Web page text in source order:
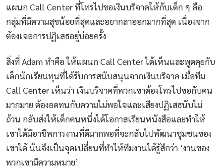
แผนก Call Center ที่โทรไปขอเงินบริจาคให้กับเด็ก ๆ คือ
กลุ่มที่มีความสุขน้อยที่สุดและอยากลาออกมากที่สุด เนื่องจาก
ต้องเจอการปฏิเสธอยู่บ่อยครั้ง
สิ่งที่ Adam ทำคือ ให้แผนก Call Center ได้เห็นและพูดคุยกับ
เด็กนักเรียนทุนที่ได้รับการสนับสนุนจากเงินบริจาค เมื่อทีม
Call Center เห็นว่า เงินบริจาคที่พวกเขาต้องโทรไปขอกับคน
มากมาย ต้องอดทนกับความไม่พอใจและเสียงปฏิเสธนับไม่
ถ้วน กลับส่งให้เด็กคนหนึ่งได้โอกาสเรียนหนังสือและทำให้
เขาได้มีอาชีพการงานที่ดีมากพอที่จะกลับไปพัฒนาชุมชนของ
เขาได้ นั่นจึงเป็นจุดเปลี่ยนที่ทำให้ทีมงานได้รู้สึกว่า ‘งานของ
พวกเขามีความหมาย’